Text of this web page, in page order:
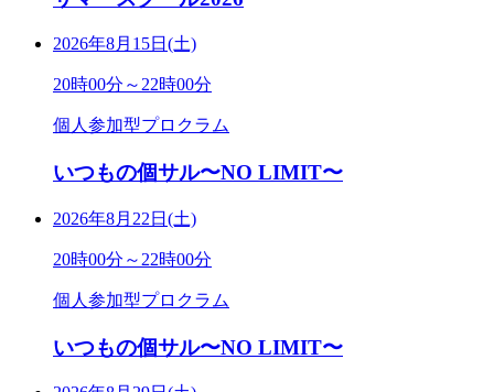
2026年8月15日(土)
20時00分～22時00分
個人参加型プロクラム
いつもの個サル〜NO LIMIT〜
2026年8月22日(土)
20時00分～22時00分
個人参加型プロクラム
いつもの個サル〜NO LIMIT〜